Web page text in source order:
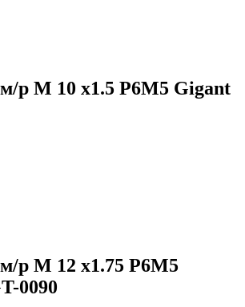
р М 10 х1.5 Р6М5 Gigant
р М 12 х1.75 Р6М5
0090